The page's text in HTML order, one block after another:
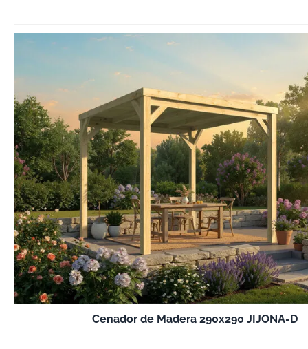
Cenador de Madera 290x290 JIJONA-D